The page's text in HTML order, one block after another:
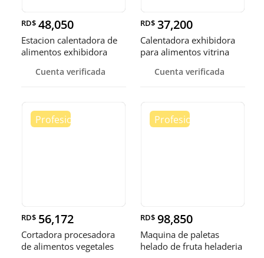
RD$ 48,050
Estacion calentadora de
alimentos exhibidora
Cuenta verificada
RD$ 37,200
Calentadora exhibidora
para alimentos vitrina
Cuenta verificada
RD$ 56,172
Cortadora procesadora
de alimentos vegetales
RD$ 98,850
Maquina de paletas
helado de fruta heladeria